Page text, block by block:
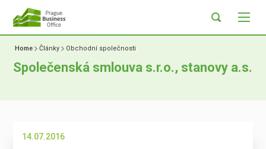
Home Články Obchodní společnosti
Společenská smlouva s.r.o., stanovy a.s.
14.07.2016